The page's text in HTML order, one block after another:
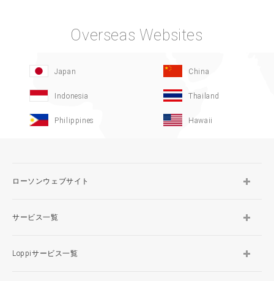
Overseas Websites
Japan China
Indonesia Thailand
Philippines Hawaii
ローソンウェブサイト
サービス一覧
Loppiサービス一覧